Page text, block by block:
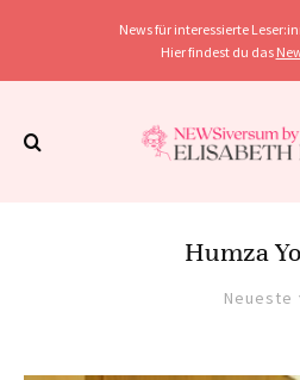
News für interessierte
Hier findest du das
Humza
Neueste